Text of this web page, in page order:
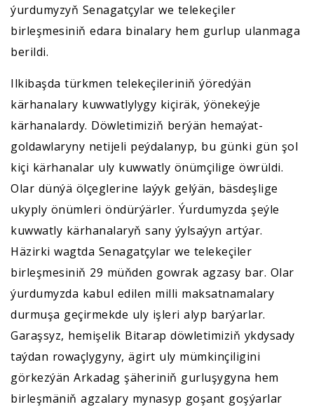
ýurdumyzyň Senagatçylar we telekeçiler
birleşmesiniň edara binalary hem gurlup ulanmaga
berildi.
Ilkibaşda türkmen telekeçileriniň ýöredýän
kärhanalary kuwwatlylygy kiçiräk, ýönekeýje
kärhanalardy. Döwletimiziň berýän hemaýat-
goldawlaryny netijeli peýdalanyp, bu günki gün şol
kiçi kärhanalar uly kuwwatly önümçilige öwrüldi.
Olar dünýä ölçeglerine laýyk gelýän, bäsdeşlige
ukyply önümleri öndürýärler. Ýurdumyzda şeýle
kuwwatly kärhanalaryň sany ýylsaýyn artýar.
Häzirki wagtda Senagatçylar we telekeçiler
birleşmesiniň 29 müňden gowrak agzasy bar. Olar
ýurdumyzda kabul edilen milli maksatnamalary
durmuşa geçirmekde uly işleri alyp barýarlar.
Garaşsyz, hemişelik Bitarap döwletimiziň ykdysady
taýdan rowaçlygyny, ägirt uly mümkinçiligini
görkezýän Arkadag şäheriniň gurluşygyna hem
birleşmäniň agzalary mynasyp goşant goşýarlar